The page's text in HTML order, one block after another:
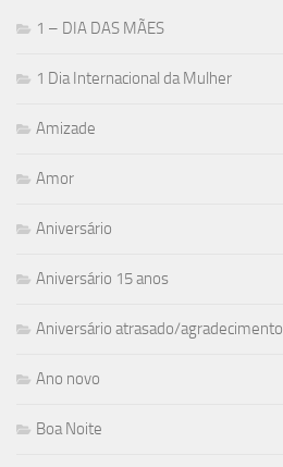
1 – DIA DAS MÃES
1 Dia Internacional da Mulher
Amizade
Amor
Aniversário
Aniversário 15 anos
Aniversário atrasado/agradecimento
Ano novo
Boa Noite